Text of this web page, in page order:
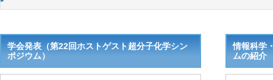
学会発表（第22回ホストゲスト超分子化学シン
ポジウム）
情報科学
ムの紹介